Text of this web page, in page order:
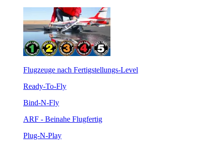
Flugzeuge nach Fertigstellungs-Level
Ready-To-Fly
Bind-N-Fly
ARF - Beinahe Flugfertig
Plug-N-Play